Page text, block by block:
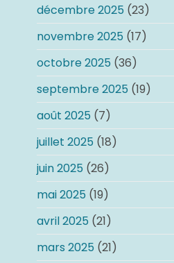
décembre 2025 (23)
novembre 2025 (17)
octobre 2025 (36)
septembre 2025 (19)
août 2025 (7)
juillet 2025 (18)
juin 2025 (26)
mai 2025 (19)
avril 2025 (21)
mars 2025 (21)